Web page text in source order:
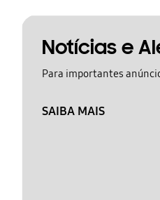
Notícias e
Para importantes
SAIBA MAIS